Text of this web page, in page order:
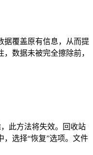
据覆盖原有信息，从而提
数据未被完全擦除前，
此方法将失效。回收站
选择“恢复”选项。文件